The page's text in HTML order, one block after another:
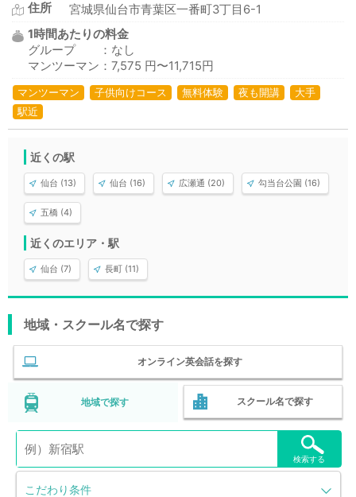
住所
宮城県仙台市青葉区一番町3丁目6-1
1時間あたりの料金
グループ ：なし
マンツーマン：7,575 円〜11,715円
マンツーマン 子供向けコース 無料体験 夜も開講
大手
駅近
近くの駅
仙台 (13) 仙台 (16) 広瀬通 (20) 勾当台公園 (16)
五橋 (4)
近くのエリア・駅
仙台 (7) 長町 (11)
地域・スクール名で探す
オンライン英会話を探す
地域で探す スクール名で探す
こだわり条件
検索する